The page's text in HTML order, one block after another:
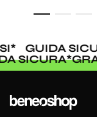
* GUIDA
SICURA*